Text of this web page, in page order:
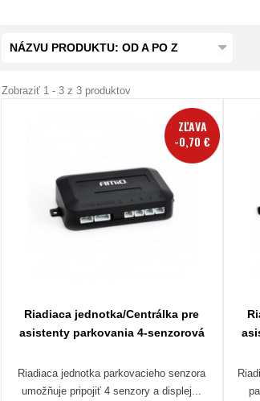
NÁZVU PRODUKTU: OD A PO Z
Zobraziť 1 - 3 z 3 produktov
ZĽAVA
-0,70 €
Riadiaca jednotka/Centrálka pre
asistenty parkovania 4-senzorová
Riadiaca jednotka parkovacieho senzora
umožňuje pripojiť 4 senzory a displej...